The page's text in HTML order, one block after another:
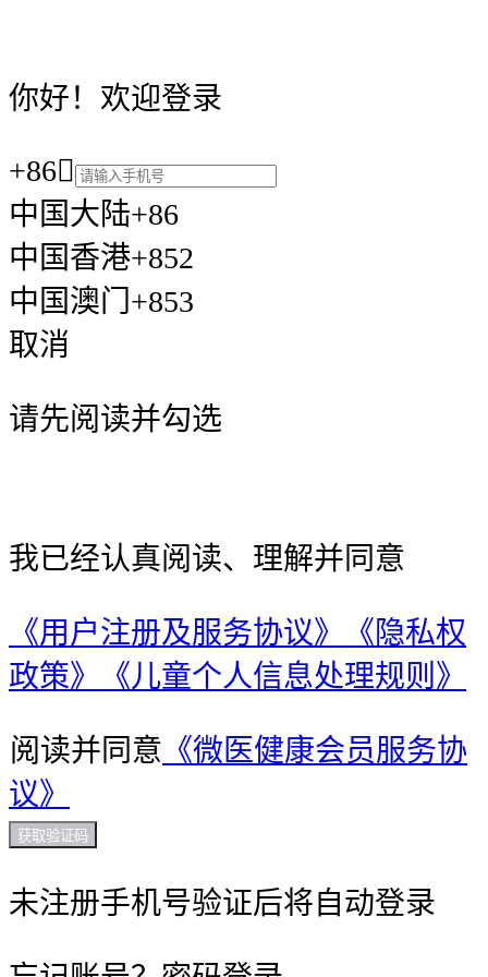
你好！欢迎登录
+86
中国大陆+86
中国香港+852
中国澳门+853
取消
请先阅读并勾选
我已经认真阅读、理解并同意
《用户注册及服务协议》
《隐私权
政策》
《儿童个人信息处理规则》
阅读并同意 《微医健康会员服务协
议》
获取验证码
未注册手机号验证后将自动登录